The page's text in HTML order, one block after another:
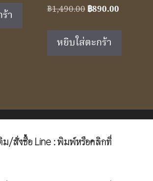
า ฿1,490.00 Original
was:
฿1,490.00.
฿890.00Current
หยิบใส่ตะกร้า
ม/สั่งซื้อ Line : พิมพ์หรือคลิกที่